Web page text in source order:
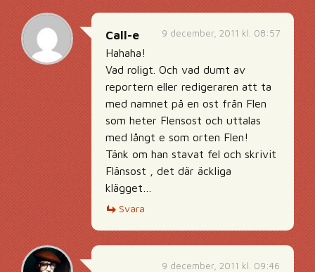
9 december, 2011 kl. 08:57
Call-e
Hahaha!
Vad roligt. Och vad dumt av
reportern eller redigeraren att ta
med namnet på en ost från Flen
som heter Flensost och uttalas
med långt e som orten Flen!
Tänk om han stavat fel och skrivit
Flänsost , det där äckliga
klägget…
Svara
9 december, 2011 kl. 09:46